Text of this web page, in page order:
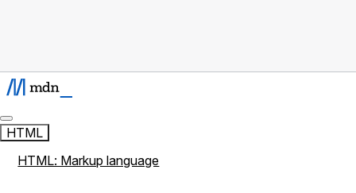
HTML
HTML: Markup language